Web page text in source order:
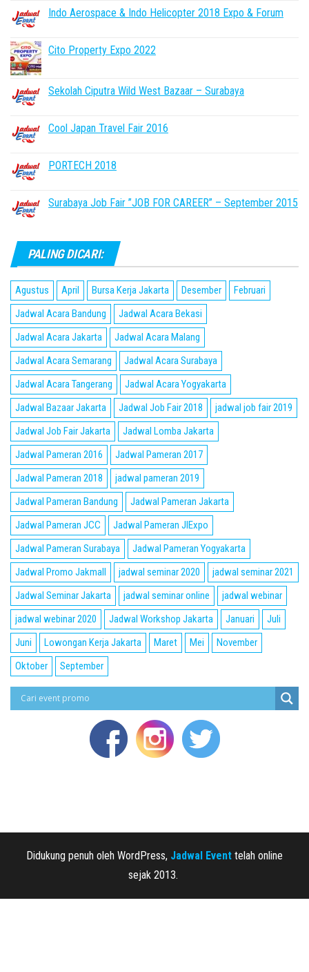
Indo Aerospace & Indo Helicopter 2018 Expo & Forum
Cito Property Expo 2022
Sekolah Ciputra Wild West Bazaar – Surabaya
Cool Japan Travel Fair 2016
PORTECH 2018
Surabaya Job Fair ”JOB FOR CAREER” – September 2015
PALING DICARI:
Agustus April Bursa Kerja Jakarta Desember
Februari
Jadwal Acara Bandung
Jadwal Acara Bekasi
Jadwal Acara Jakarta
Jadwal Acara Malang
Jadwal Acara Semarang
Jadwal Acara Surabaya
Jadwal Acara Tangerang
Jadwal Acara Yogyakarta
Jadwal Bazaar Jakarta
Jadwal Job Fair 2018
jadwal job fair 2019
Jadwal Job Fair Jakarta
Jadwal Lomba Jakarta
Jadwal Pameran 2016
Jadwal Pameran 2017
Jadwal Pameran 2018
jadwal pameran 2019
Jadwal Pameran Bandung
Jadwal Pameran Jakarta
Jadwal Pameran JCC
Jadwal Pameran JIExpo
Jadwal Pameran Surabaya
Jadwal Pameran Yogyakarta
Jadwal Promo Jakmall
jadwal seminar 2020
jadwal seminar 2021
Jadwal Seminar Jakarta
jadwal seminar online
jadwal webinar
jadwal webinar 2020
Jadwal Workshop Jakarta Januari
Juli
Juni
Lowongan Kerja Jakarta Maret Mei
November
Oktober
September
Didukung penuh oleh WordPress, Jadwal Event telah online
sejak 2013.